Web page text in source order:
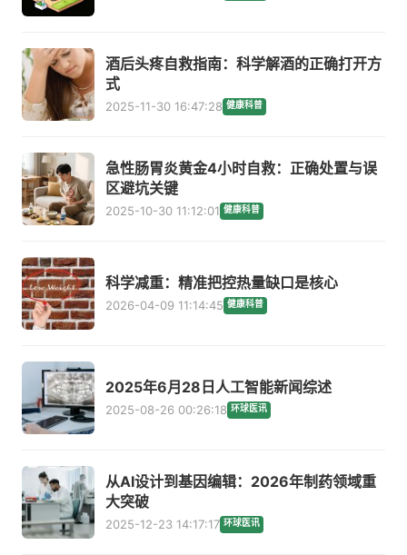
酒后头疼自救指南：科学解酒的正确打开方
式
2025-11-30 16:47:28 健康科普
急性肠胃炎黄金4小时自救：正确处置与误
区避坑关键
2025-10-30 11:12:01 健康科普
科学减重：精准把控热量缺口是核心
2026-04-09 11:14:45 健康科普
2025年6月28日人工智能新闻综述
2025-08-26 00:26:18 环球医讯
从AI设计到基因编辑：2026年制药领域重
大突破
2025-12-23 14:17:17 环球医讯